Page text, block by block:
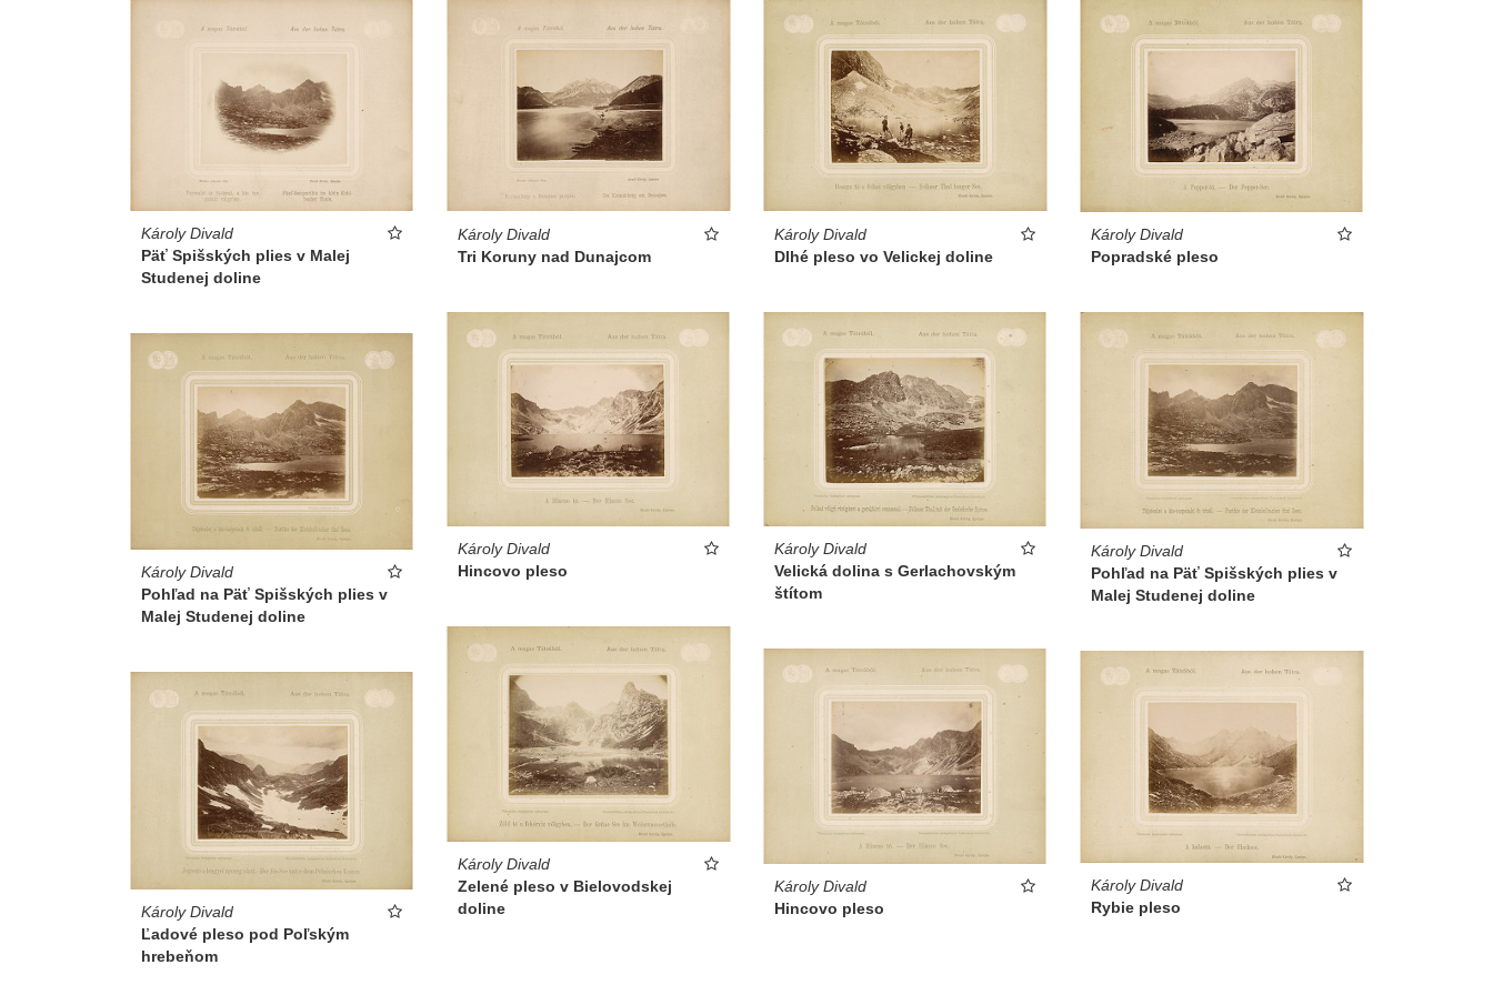
Károly Divald
Päť Spišských plies v Malej
Studenej doline
Károly Divald
Tri Koruny nad Dunajcom
Károly Divald
Dlhé pleso vo Velickej doline
Károly Divald
Popradské pleso
Károly Divald
Hincovo pleso
Károly Divald
Velická dolina s Gerlachovským
štítom
Károly Divald
Pohľad na Päť Spišských plies v
Malej Studenej doline
Károly Divald
Pohľad na Päť Spišských plies v
Malej Studenej doline
Károly Divald
Zelené pleso v Bielovodskej
doline
Károly Divald
Hincovo pleso
Károly Divald
Rybie pleso
Károly Divald
Ľadové pleso pod Poľským
hrebeňom